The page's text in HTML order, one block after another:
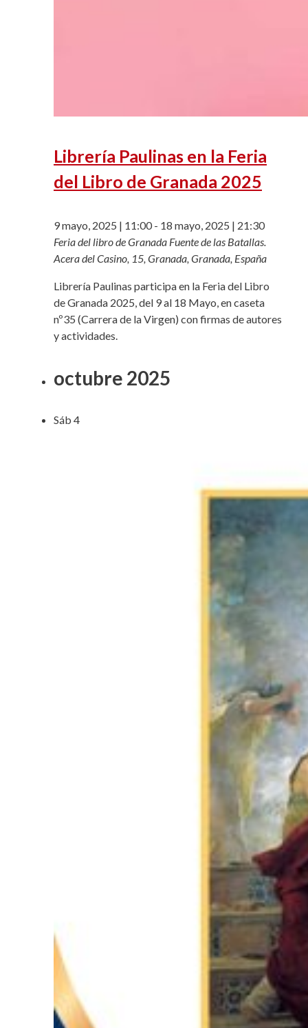
Librería Paulinas en la Feria
del Libro de Granada 2025
9 mayo, 2025 | 11:00- 18 mayo, 2025 | 21:30
Feria del libro de Granada Fuente de las Batallas.
Acera del Casino, 15, Granada, Granada, España
Librería Paulinas participa en la Feria del Libro
de Granada 2025, del 9 al 18 Mayo, en caseta
nº35 (Carrera de la Virgen) con firmas de autores
y actividades.
octubre 2025
Sáb 4